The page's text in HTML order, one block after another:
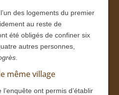
des logements du premier
au reste de
été obligés de confiner six
autres personnes,
.
même village
ont permis d’établir